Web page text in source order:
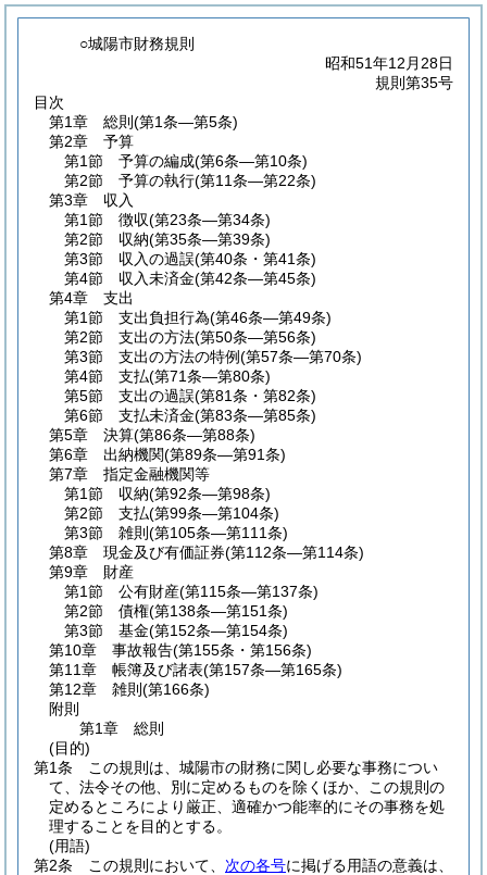
○城陽市財務規則
昭和51年12月28日
規則第35号
目次
第1章
総則 (第1条―第5条)
第2章
予算
第1節
予算の編成(第6条―第10条)
第2節
予算の執行(第11条―第22条)
第3章
収入
第1節
徴収(第23条―第34条)
第2節
収納(第35条―第39条)
第3節
収入の過誤(第40条・第41条)
第4節
収入未済金(第42条―第45条)
第4章
支出
第1節
支出負担行為(第46条―第49条)
第2節
支出の方法(第50条―第56条)
第3節
支出の方法の特例(第57条―第70条)
第4節
支払(第71条―第80条)
第5節
支出の過誤(第81条・第82条)
第6節
支払未済金(第83条―第85条)
第5章
決算(第86条―第88条)
第6章
出納機関(第89条―第91条)
第7章
指定金融機関等
第1節
収納(第92条―第98条)
第2節
支払(第99条―第104条)
第3節
雑則 (第105条―第111条)
第8章
現金及び有価証券(第112条―第114条)
第9章
財産
第1節
公有財産(第115条―第137条)
第2節
債権(第138条―第151条)
第3節
基金(第152条―第154条)
第10章
事故報告(第155条・第156条)
第11章
帳簿及び諸表(第157条―第165条)
第12章
雑則 (第166条)
附則
第1章
総則
(目的)
第1条
この規則は、城陽市の財務に関し必要な事務につい
て、法令その他、別に定めるものを除くほか、この規則の
定めるところにより厳正、適確かつ能率的にその事務を処
理することを目的とする。
(用語)
第2条
この規則において、 次の各号に掲げる用語の意義は、